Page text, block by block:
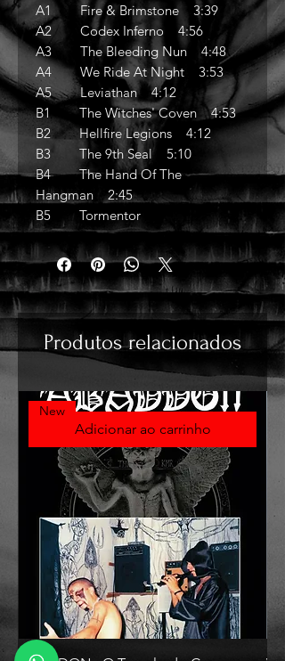
A1 Fire & Brimstone 3:39
A2 Codex Inferno 4:56
A3 The Bleeding Nun 4:48
A4 We Ride At Night 3:53
A5 Leviathan 4:12
B1 The Witches' Coven 4:53
B2 Hellfire Legions 4:12
B3 The 9th Seal 5:10
B4 The Hand Of The
Hangman 2:45
B5 Tormentor
Produtos relacionados
Adicionar ao carrinho
New